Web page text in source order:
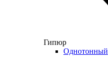
Гипюр
Однотонный